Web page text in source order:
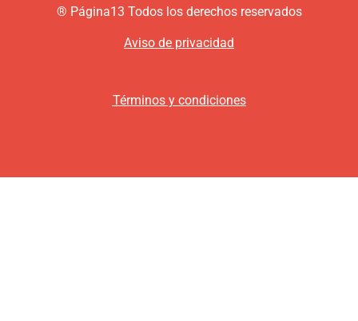
® Página13 Todos los derechos reservados
Aviso de privacidad
Términos y condiciones